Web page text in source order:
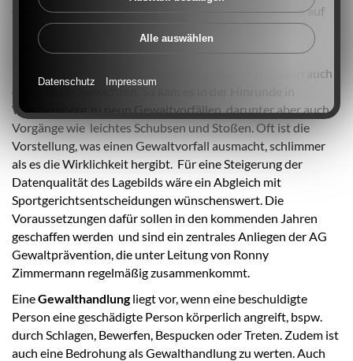
oder auch konkrete Hilfe holen. Darüber hinaus gibt es auf
Ebene der DFB-Landesverbände unzählige weitere
Präventionsprojekte.
Einzelne Landesverbände haben begonnen, die Zahlen auch
qualitativ zu gewichten. So kam es in der Hinrunde in
Württemberg zu neun Gewaltvorfällen, darunter aber auch
Vorgänge wie leichtes Schubsen und Stoßen. Oft ist die
Vorstellung, was einen Gewaltvorfall ausmacht, schlimmer
als es die Wirklichkeit hergibt. Für eine Steigerung der
Datenqualität des Lagebilds wäre ein Abgleich mit
Sportgerichtsentscheidungen wünschenswert. Die
Voraussetzungen dafür sollen in den kommenden Jahren
geschaffen werden und sind ein zentrales Anliegen der AG
Gewaltprävention, die unter Leitung von Ronny
Zimmermann regelmäßig zusammenkommt.
EineGewalthandlungliegt vor, wenn eine beschuldigte
Person eine geschädigte Person körperlich angreift, bspw.
durch Schlagen, Bewerfen, Bespucken oder Treten. Zudem ist
auch eine Bedrohung als Gewalthandlung zu werten. Auch
Alle auswählen
Datenschutz Impressum